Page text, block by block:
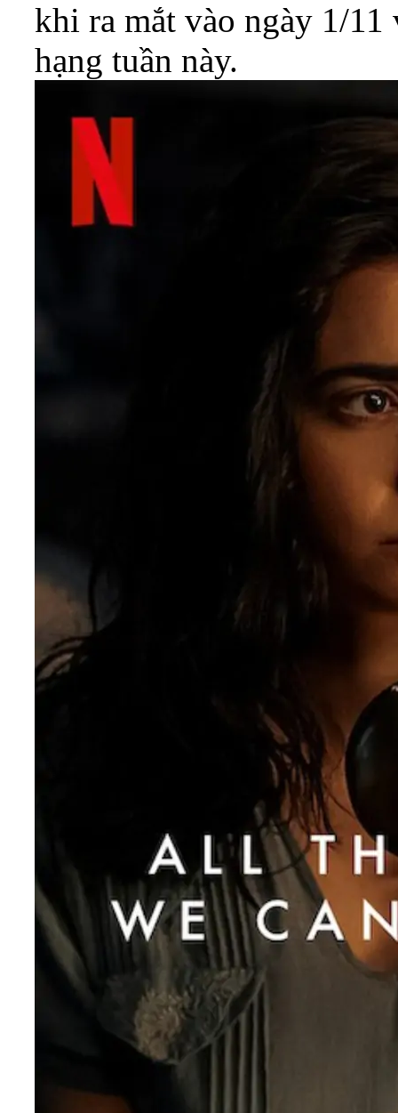
khi ra mắt vào ngày 1/
hạng tuần này.